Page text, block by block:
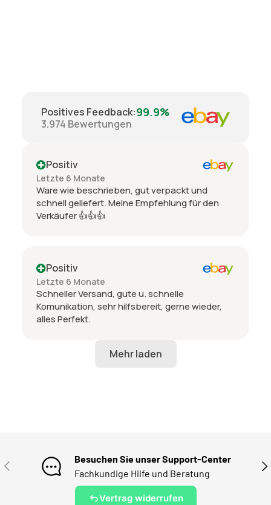
Positives Feedback:99.9%
3.974 Bewertungen
Positiv
Letzte 6 Monate
Ware wie beschrieben, gut verpackt und
schnell geliefert. Meine Empfehlung für den
Verkäufer 👍👍👍
Positiv
Letzte 6 Monate
Schneller Versand, gute u. schnelle
Komunikation, sehr hilfsbereit, gerne wieder,
alles Perfekt.
VORHERIGE
Besuchen Sie unser Support-Center
Fachkundige Hilfe und Beratung
Vertrag widerrufen